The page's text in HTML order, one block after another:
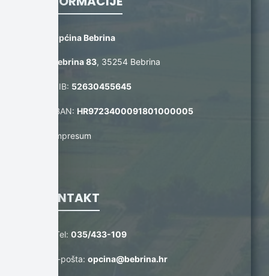
Općina Bebrina
Bebrina 83, 35254 Bebrina
OIB: 52630455645
IBAN: HR9723400091801000005
Impresum
KONTAKT
Tel: 035/433-109
E-pošta: opcina@bebrina.hr